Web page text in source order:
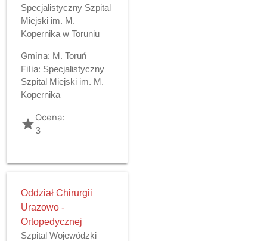
Specjalistyczny Szpital
Miejski im. M.
Kopernika w Toruniu
Gmina: M. Toruń
Filia: Specjalistyczny
Szpital Miejski im. M.
Kopernika
gradeOcena:
3
Oddział Chirurgii
Urazowo -
Ortopedycznej
Szpital Wojewódzki